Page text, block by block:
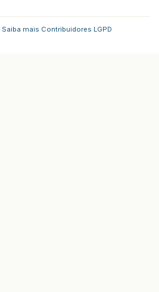
Saiba mais Contribuidores LGPD